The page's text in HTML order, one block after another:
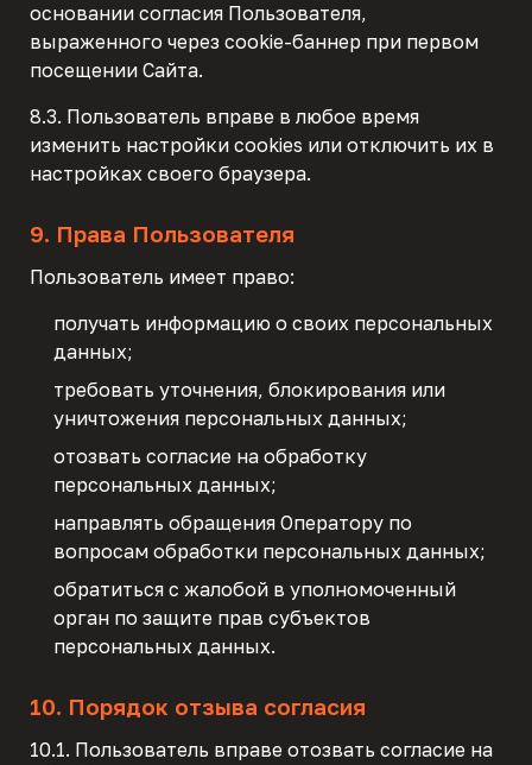
основании согласия Пользователя,
выраженного через cookie-баннер при первом
посещении Сайта.
8.3. Пользователь вправе в любое время
изменить настройки cookies или отключить их в
настройках своего браузера.
9. Права Пользователя
Пользователь имеет право:
получать информацию о своих персональных
данных;
требовать уточнения, блокирования или
уничтожения персональных данных;
отозвать согласие на обработку
персональных данных;
направлять обращения Оператору по
вопросам обработки персональных данных;
обратиться с жалобой в уполномоченный
орган по защите прав субъектов
персональных данных.
10. Порядок отзыва согласия
10.1. Пользователь вправе отозвать согласие на